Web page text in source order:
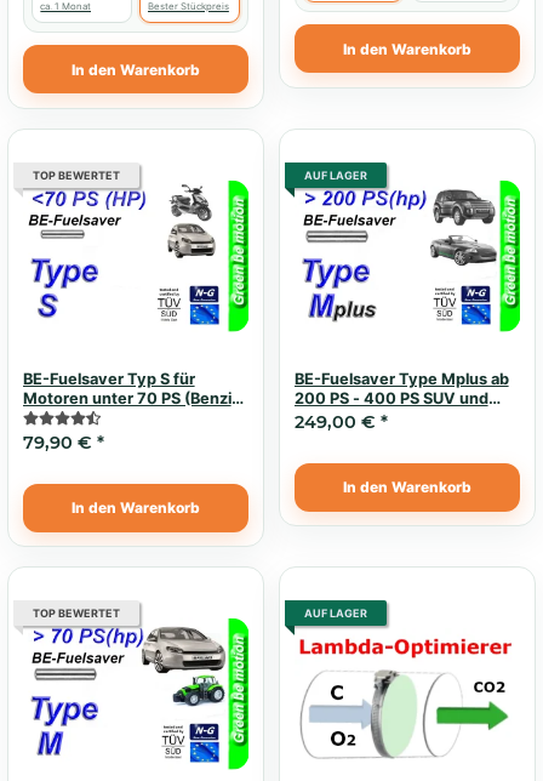
ca. 1 Monat Bester Stückpreis
In den Warenkorb
In den Warenkorb
TOP BEWERTET
BE-Fuelsaver Typ S für
Motoren unter 70 PS (Benzin
und Diesel)
79,90 € *
In den Warenkorb
AUF LAGER
BE-Fuelsaver Type Mplus ab
200 PS - 400 PS SUV und
Sportwagen (Sprit sparen,
mehr Leistung)
249,00 € *
In den Warenkorb
TOP BEWERTET AUF LAGER